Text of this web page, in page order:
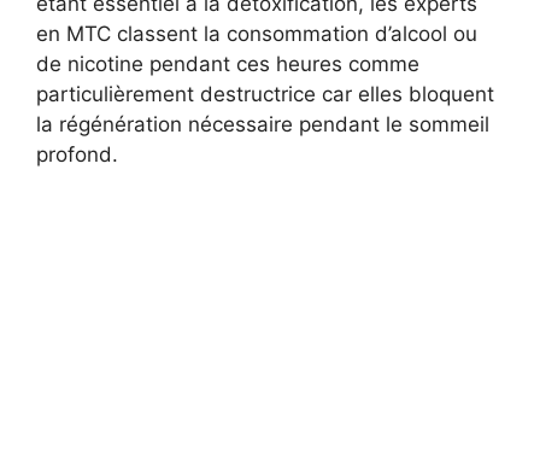
en MTC classent la consommation d’alcool ou
de nicotine pendant ces heures comme
particulièrement destructrice car elles bloquent
la régénération nécessaire pendant le sommeil
profond.